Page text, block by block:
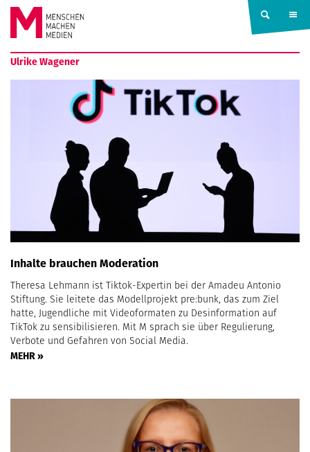
Springe zum Inhalt
MENSCHEN
MACHEN
MEDIEN
Ulrike Wagener
Inhalte brauchen Moderation
Theresa Lehmann ist Tiktok-Expertin bei der Amadeu Antonio
Stiftung. Sie leitete das Modellprojekt pre:bunk, das zum Ziel
hatte, Jugendliche mit Videoformaten zu Desinformation auf
TikTok zu sensibilisieren. Mit M sprach sie über Regulierung,
Verbote und Gefahren von Social Media.
MEHR »